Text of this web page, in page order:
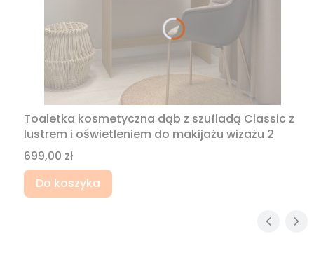
Toaletka kosmetyczna dąb z szufladą Classic z
lustrem i oświetleniem do makijażu wizażu 2
Cena
699,00 zł
Do koszyka